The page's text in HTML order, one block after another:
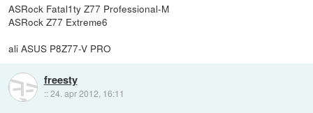
ASRock Fatal1ty Z77 Professional-M
ASRock Z77 Extreme6
ali ASUS P8Z77-V PRO
freesty
::24. apr 2012, 16:11